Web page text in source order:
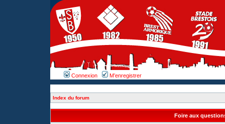
Connexion M’enregistrer
Index du forum
Foire aux